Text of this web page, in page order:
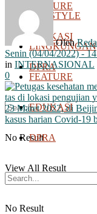
FEATURE
EDUKASI
DPRA
No Result
View All Result
LIFESTYLE
LINGKUNGAN
FEATURE
EDUKASI
DPRA
No Result
Oleh
Senin (04/04/2022) -
in INTERNASIONAL
0